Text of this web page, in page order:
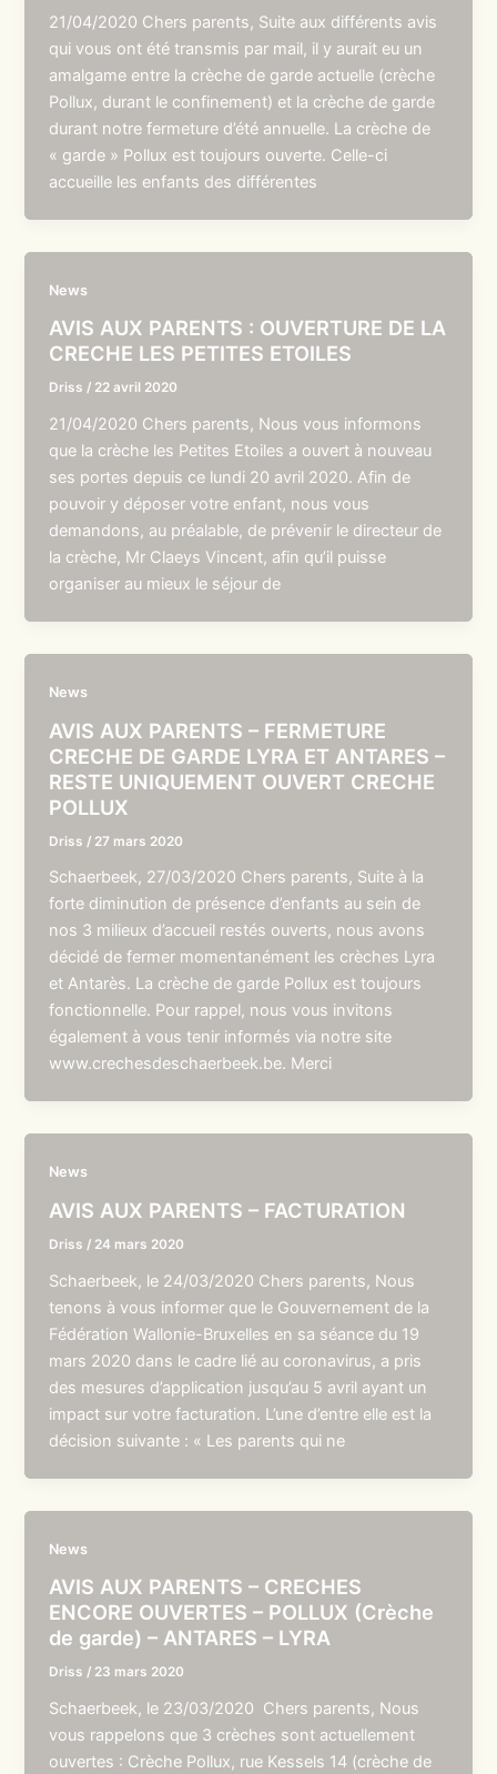
21/04/2020 Chers parents, Suite aux différents avis
qui vous ont été transmis par mail, il y aurait eu un
amalgame entre la crèche de garde actuelle (crèche
Pollux, durant le confinement) et la crèche de garde
durant notre fermeture d’été annuelle. La crèche de
« garde » Pollux est toujours ouverte. Celle-ci
accueille les enfants des différentes
News
AVIS AUX PARENTS : OUVERTURE DE LA
CRECHE LES PETITES ETOILES
Driss / 22 avril 2020
21/04/2020 Chers parents, Nous vous informons
que la crèche les Petites Etoiles a ouvert à nouveau
ses portes depuis ce lundi 20 avril 2020. Afin de
pouvoir y déposer votre enfant, nous vous
demandons, au préalable, de prévenir le directeur de
la crèche, Mr Claeys Vincent, afin qu’il puisse
organiser au mieux le séjour de
News
AVIS AUX PARENTS – FERMETURE
CRECHE DE GARDE LYRA ET ANTARES –
RESTE UNIQUEMENT OUVERT CRECHE
POLLUX
Driss / 27 mars 2020
Schaerbeek, 27/03/2020 Chers parents, Suite à la
forte diminution de présence d’enfants au sein de
nos 3 milieux d’accueil restés ouverts, nous avons
décidé de fermer momentanément les crèches Lyra
et Antarès. La crèche de garde Pollux est toujours
fonctionnelle. Pour rappel, nous vous invitons
également à vous tenir informés via notre site
www.crechesdeschaerbeek.be. Merci
News
AVIS AUX PARENTS – FACTURATION
Driss / 24 mars 2020
Schaerbeek, le 24/03/2020 Chers parents, Nous
tenons à vous informer que le Gouvernement de la
Fédération Wallonie-Bruxelles en sa séance du 19
mars 2020 dans le cadre lié au coronavirus, a pris
des mesures d’application jusqu’au 5 avril ayant un
impact sur votre facturation. L’une d’entre elle est la
décision suivante : « Les parents qui ne
News
AVIS AUX PARENTS – CRECHES
ENCORE OUVERTES – POLLUX (Crèche
de garde) – ANTARES – LYRA
Driss / 23 mars 2020
Schaerbeek, le 23/03/2020 Chers parents, Nous
vous rappelons que 3 crèches sont actuellement
ouvertes : Crèche Pollux, rue Kessels 14 (crèche de